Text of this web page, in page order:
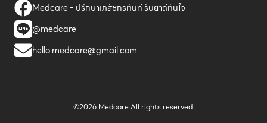
Medcare - ปรึกษาเภสัชกรทันที รับยาดีทันใจ
@medcare
hello.medcare@gmail.com
©2026 Medcare All rights reserved.